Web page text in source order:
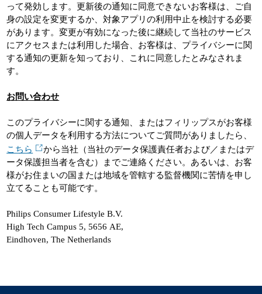
って発効します。更新後の通知に同意できないお客様は、ご自
身の設定を変更するか、対象アプリの利用中止を検討する必要
があります。変更が有効になった後に継続して当社のサービス
にアクセスまたは利用した場合、お客様は、プライバシーに関
する通知の更新を知っており、これに同意したとみなされま
す。
お問い合わせ
このプライバシーに関する通知、またはフィリップスがお客様
の個人データを利用する方法についてご質問がありましたら、
こちら
から当社（当社のデータ保護責任者および／またはデ
ータ保護担当者を含む）までご連絡ください。あるいは、お客
様がお住まいの国または地域を管轄する監督機関に苦情を申し
立てることも可能です。
Philips Consumer Lifestyle B.V.
High Tech Campus 5, 5656 AE,
Eindhoven, The Netherlands